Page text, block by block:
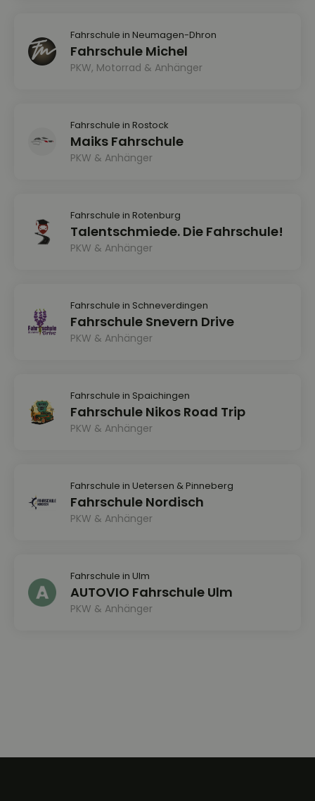
Fahrschule in Neumagen-Dhron
Fahrschule Michel
PKW, Motorrad & Anhänger
Fahrschule in Rostock
Maiks Fahrschule
PKW & Anhänger
Fahrschule in Rotenburg
Talentschmiede. Die Fahrschule!
PKW & Anhänger
Fahrschule in Schneverdingen
Fahrschule Snevern Drive
PKW & Anhänger
Fahrschule in Spaichingen
Fahrschule Nikos Road Trip
PKW & Anhänger
Fahrschule in Uetersen & Pinneberg
Fahrschule Nordisch
PKW & Anhänger
Fahrschule in Ulm
AUTOVIO Fahrschule Ulm
PKW & Anhänger